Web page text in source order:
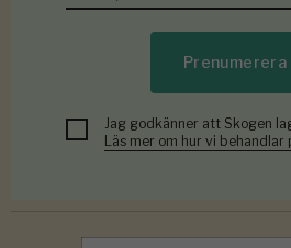
Prenumerera
Jag godkänner att Skogen
Läs mer om hur vi